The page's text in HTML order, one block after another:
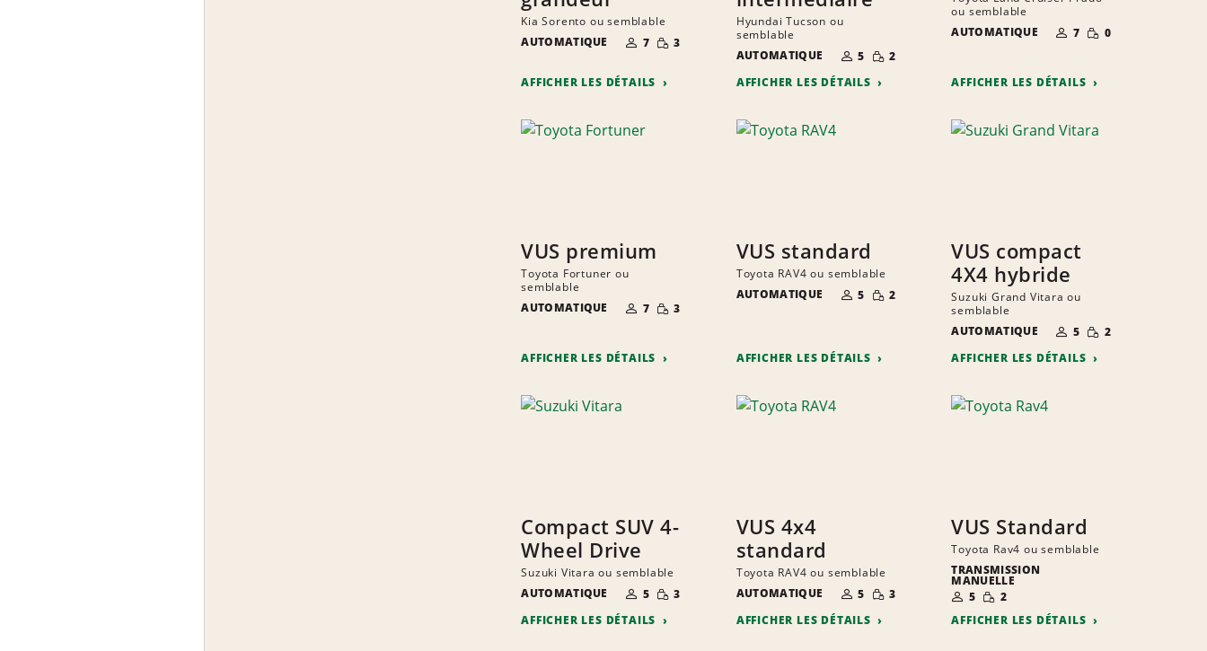
Kia Sorento ou semblable
AUTOMATIQUE
NOMBRE DE
PERSONNES
7 QUANTITÉ
RÉDUITE
3
AFFICHER LES DÉTAILS
Hyundai Tucson ou
semblable
AUTOMATIQUE
NOMBRE DE
PERSONNES
5 QUANTITÉ
RÉDUITE
2
AFFICHER LES DÉTAILS
ou semblable
AUTOMATIQUE
NOMBRE DE
PERSONNES
7 QUANTITÉ
RÉDUITE
0
AFFICHER LES DÉTAILS
VUS premium
Toyota Fortuner ou
semblable
AUTOMATIQUE
NOMBRE DE
PERSONNES
7 QUANTITÉ
RÉDUITE
3
AFFICHER LES DÉTAILS
VUS standard
Toyota RAV4 ou semblable
AUTOMATIQUE
NOMBRE DE
PERSONNES
5 QUANTITÉ
RÉDUITE
2
AFFICHER LES DÉTAILS
VUS compact
4X4 hybride
Suzuki Grand Vitara ou
semblable
AUTOMATIQUE
NOMBRE DE
PERSONNES
5 QUANTITÉ
RÉDUITE
2
AFFICHER LES DÉTAILS
Compact SUV 4-
Wheel Drive
Suzuki Vitara ou semblable
AUTOMATIQUE
NOMBRE DE
PERSONNES
5 QUANTITÉ
RÉDUITE
3
AFFICHER LES DÉTAILS
VUS 4x4
standard
Toyota RAV4 ou semblable
AUTOMATIQUE
NOMBRE DE
PERSONNES
5 QUANTITÉ
RÉDUITE
3
AFFICHER LES DÉTAILS
VUS Standard
Toyota Rav4 ou semblable
TRANSMISSION
MANUELLE
NOMBRE DE
PERSONNES
5 QUANTITÉ
RÉDUITE
2
AFFICHER LES DÉTAILS